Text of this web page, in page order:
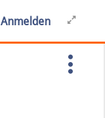
Anmelden